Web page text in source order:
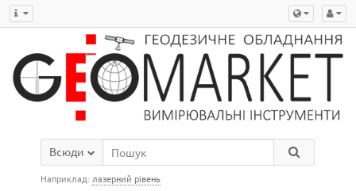
Всюди
Наприклад:лазерний рівень